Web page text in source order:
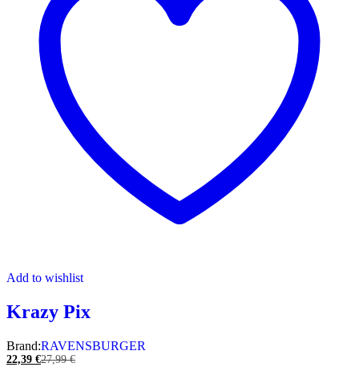
Add to wishlist
Krazy Pix
Brand:RAVENSBURGER
22,39 €27,99€